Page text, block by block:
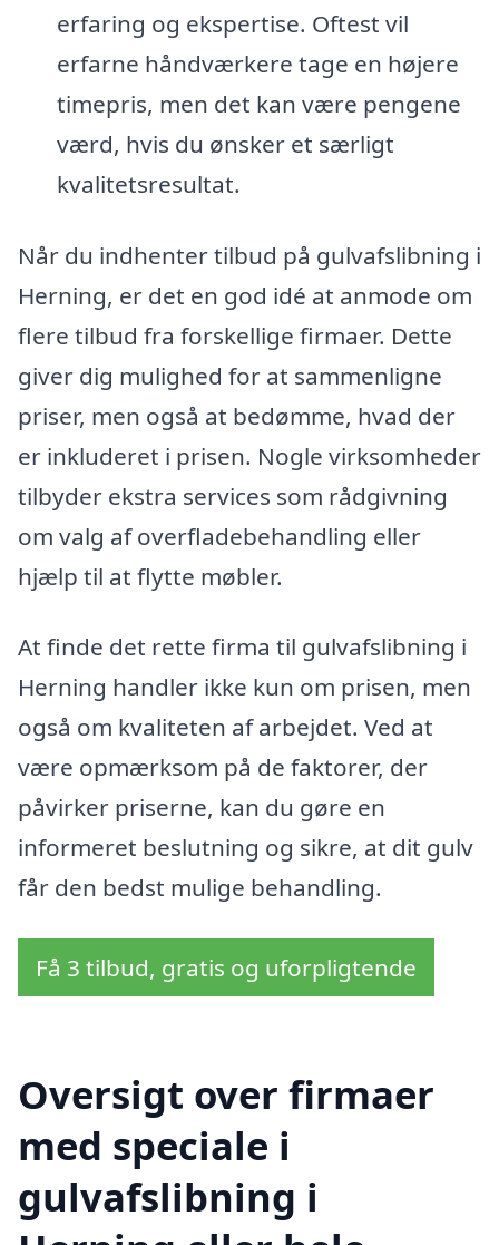
erfaring og ekspertise. Oftest vil
erfarne håndværkere tage en højere
timepris, men det kan være pengene
værd, hvis du ønsker et særligt
kvalitetsresultat.
Når du indhenter tilbud på gulvafslibning i
Herning, er det en god idé at anmode om
flere tilbud fra forskellige firmaer. Dette
giver dig mulighed for at sammenligne
priser, men også at bedømme, hvad der
er inkluderet i prisen. Nogle virksomheder
tilbyder ekstra services som rådgivning
om valg af overfladebehandling eller
hjælp til at flytte møbler.
At finde det rette firma til gulvafslibning i
Herning handler ikke kun om prisen, men
også om kvaliteten af arbejdet. Ved at
være opmærksom på de faktorer, der
påvirker priserne, kan du gøre en
informeret beslutning og sikre, at dit gulv
får den bedst mulige behandling.
Få 3 tilbud, gratis og uforpligtende
Oversigt over firmaer
med speciale i
gulvafslibning i